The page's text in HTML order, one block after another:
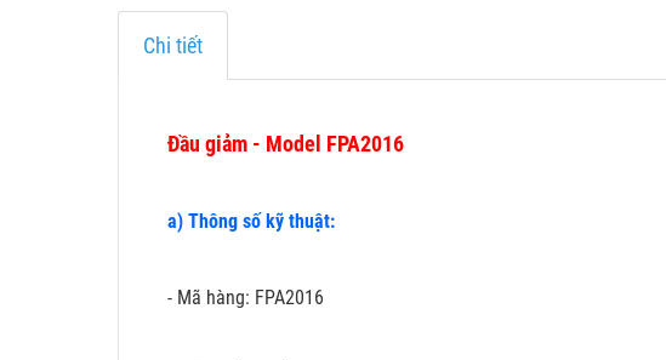
Chi tiết
Đầu giảm - Model FPA2016
a) Thông số kỹ thuật:
- Mã hàng: FPA2016